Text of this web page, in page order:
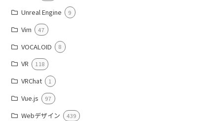
Unreal Engine 9
Vim 47
VOCALOID 8
VR 118
VRChat 1
Vue.js 97
Webデザイン 439